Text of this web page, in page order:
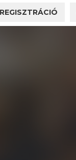
REGISZTRÁCIÓ